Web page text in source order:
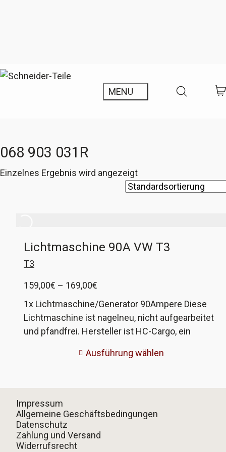
068 903 031R
Einzelnes Ergebnis wird angezeigt
Lichtmaschine 90A VW T3
T3
159,00€ – 169,00€
159,00€
169,00€
1x Lichtmaschine/Generator 90Ampere Diese
Lichtmaschine ist nagelneu, nicht aufgearbeitet
und pfandfrei. Hersteller ist HC-Cargo, ein
Ausführung wählen
Impressum
Allgemeine Geschäftsbedingungen
Datenschutz
Zahlung und Versand
Widerrufsrecht